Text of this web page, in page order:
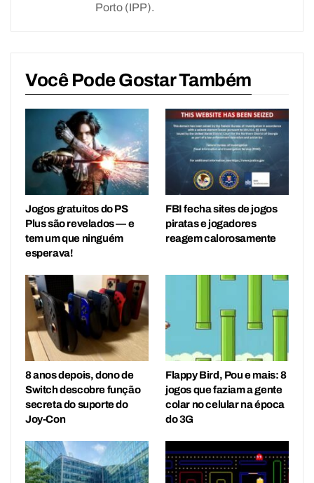
Porto (IPP).
Você Pode Gostar Também
Jogos gratuitos do PS
Plus são revelados — e
tem um que ninguém
esperava!
FBI fecha sites de jogos
piratas e jogadores
reagem calorosamente
8 anos depois, dono de
Switch descobre função
secreta do suporte do
Joy-Con
Flappy Bird, Pou e mais: 8
jogos que faziam a gente
colar no celular na época
do 3G